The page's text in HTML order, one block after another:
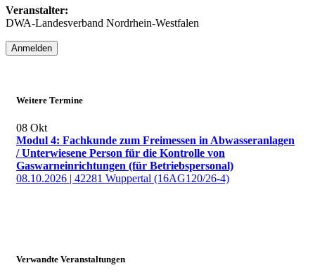
Veranstalter:
DWA-Landesverband Nordrhein-Westfalen
Anmelden
Weitere Termine
08 Okt
Modul 4: Fachkunde zum Freimessen in Abwasseranlagen
/ Unterwiesene Person für die Kontrolle von
Gaswarneinrichtungen (für Betriebspersonal)
08.10.2026 | 42281 Wuppertal (16AG120/26-4)
Verwandte Veranstaltungen